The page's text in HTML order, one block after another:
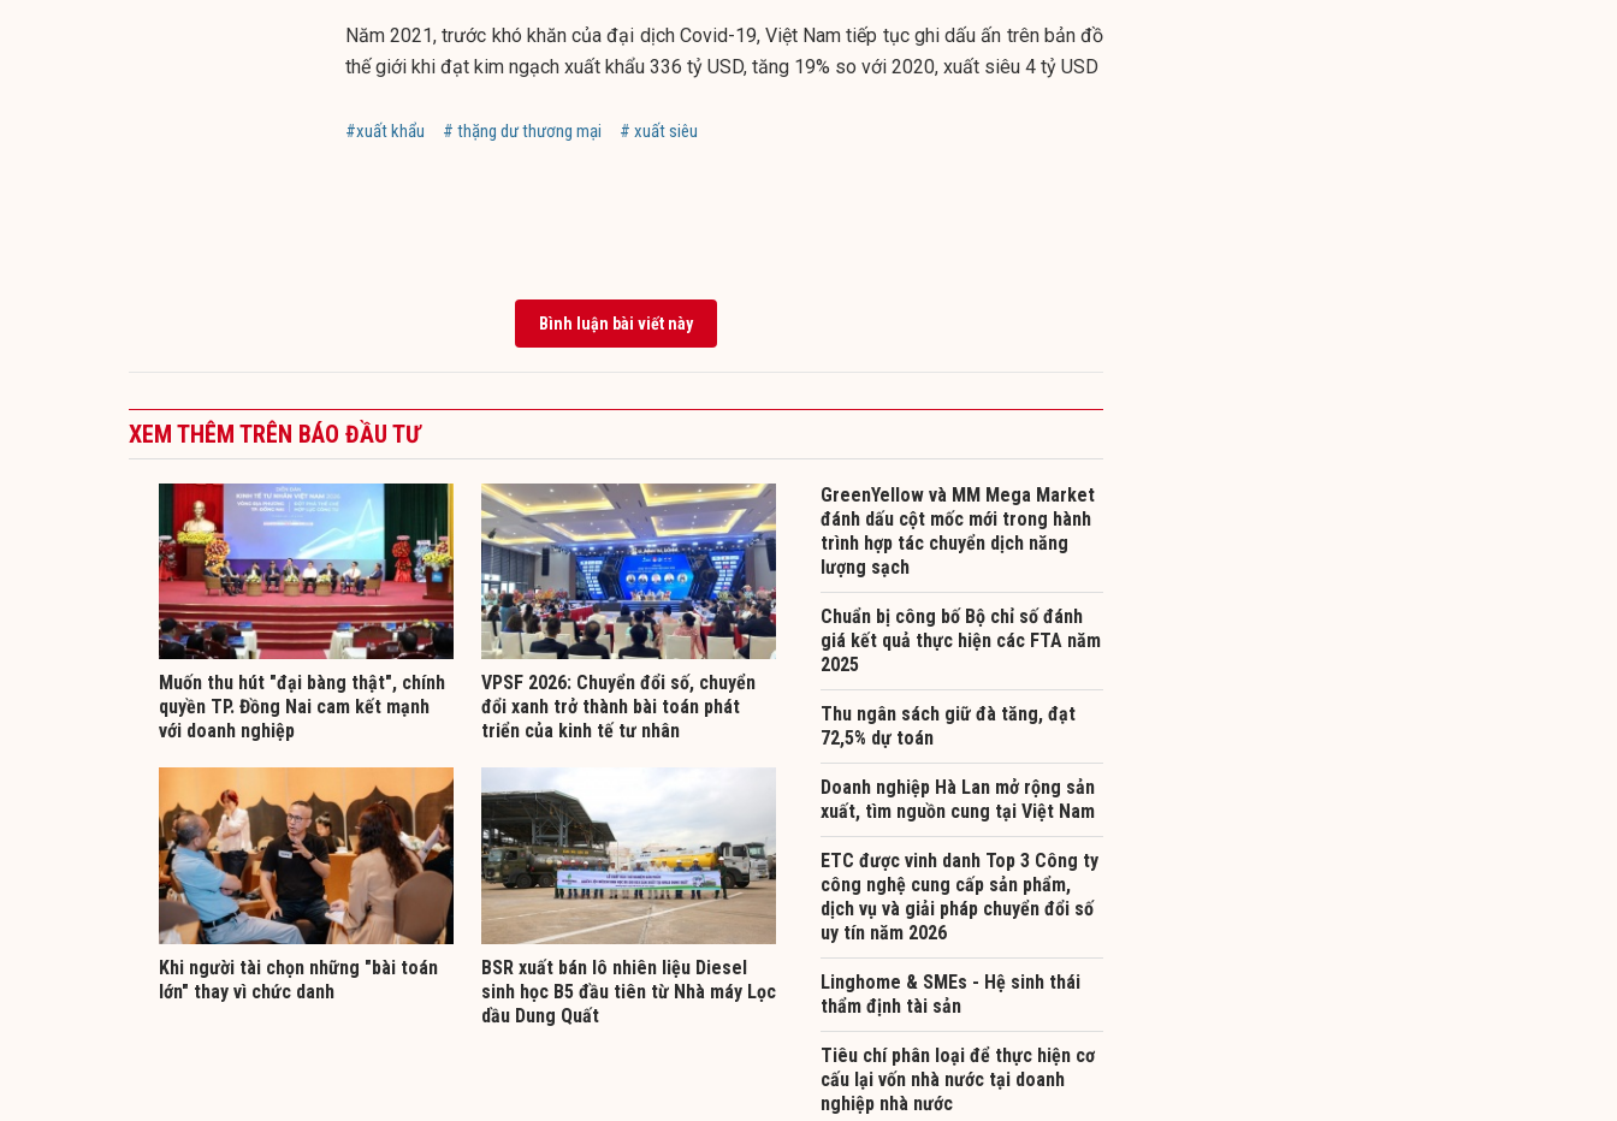
Năm 2021, trước khó khăn của đại dịch Covid-19, Việt Nam tiếp tục ghi dấu ấn trên bản đồ
thế giới khi đạt kim ngạch xuất khẩu 336 tỷ USD, tăng 19% so với 2020, xuất siêu 4 tỷ USD
#xuất khẩu # thặng dư thương mại # xuất siêu
Bình luận bài viết này
XEM THÊM TRÊN BÁO ĐẦU TƯ
Muốn thu hút "đại bàng thật", chính
quyền TP. Đồng Nai cam kết mạnh
với doanh nghiệp
VPSF 2026: Chuyển đổi số, chuyển
đổi xanh trở thành bài toán phát
triển của kinh tế tư nhân
Khi người tài chọn những "bài toán
lớn" thay vì chức danh
BSR xuất bán lô nhiên liệu Diesel
sinh học B5 đầu tiên từ Nhà máy Lọc
dầu Dung Quất
GreenYellow và MM Mega Market
đánh dấu cột mốc mới trong hành
trình hợp tác chuyển dịch năng
lượng sạch
Chuẩn bị công bố Bộ chỉ số đánh
giá kết quả thực hiện các FTA năm
2025
Thu ngân sách giữ đà tăng, đạt
72,5% dự toán
Doanh nghiệp Hà Lan mở rộng sản
xuất, tìm nguồn cung tại Việt Nam
ETC được vinh danh Top 3 Công ty
công nghệ cung cấp sản phẩm,
dịch vụ và giải pháp chuyển đổi số
uy tín năm 2026
Linghome & SMEs - Hệ sinh thái
thẩm định tài sản
Tiêu chí phân loại để thực hiện cơ
cấu lại vốn nhà nước tại doanh
nghiệp nhà nước